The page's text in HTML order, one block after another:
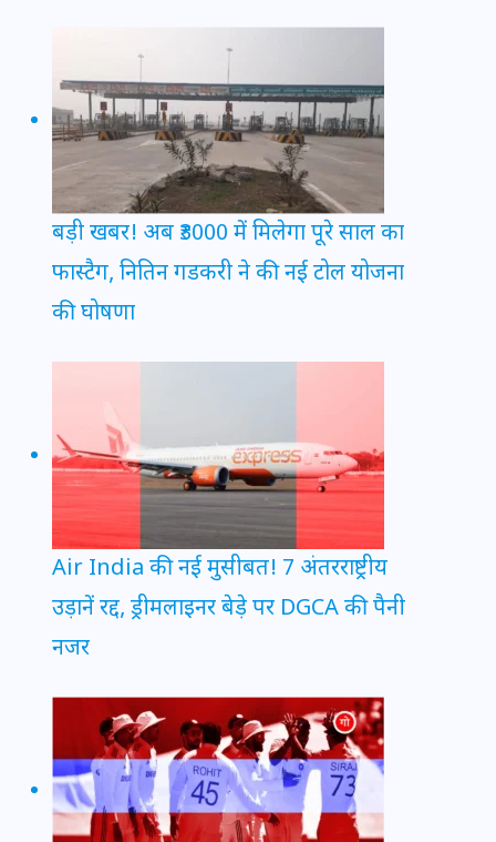
बड़ी खबर! अब ₹3000 में मिलेगा पूरे साल का
फास्टैग, नितिन गडकरी ने की नई टोल योजना
की घोषणा
Air India की नई मुसीबत! 7 अंतरराष्ट्रीय
उड़ानें रद्द, ड्रीमलाइनर बेड़े पर DGCA की पैनी
नजर